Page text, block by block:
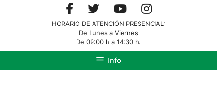
HORARIO DE ATENCIÓN PRESENCIAL:
De Lunes a Viernes
De 09:00 h a 14:30 h.
Info